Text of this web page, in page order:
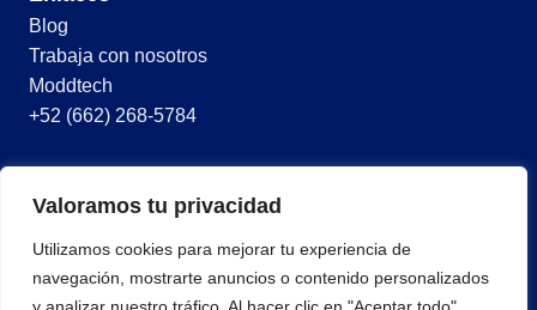
Valoramos tu privacidad
Utilizamos cookies para mejorar tu experiencia de
navegación, mostrarte anuncios o contenido personalizados
Blog
Trabaja con nosotros
Moddtech
+52 (662) 268-5784
© 2026 Todos los derechos reservados
Política de privacidad